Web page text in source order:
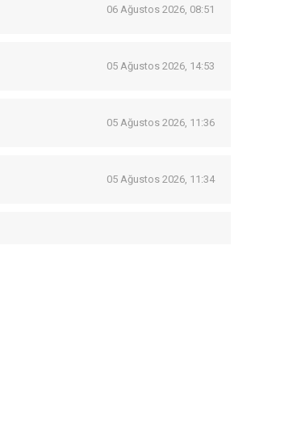
06 Ağustos 2026, 08:51
05 Ağustos 2026, 14:53
05 Ağustos 2026, 11:36
05 Ağustos 2026, 11:34